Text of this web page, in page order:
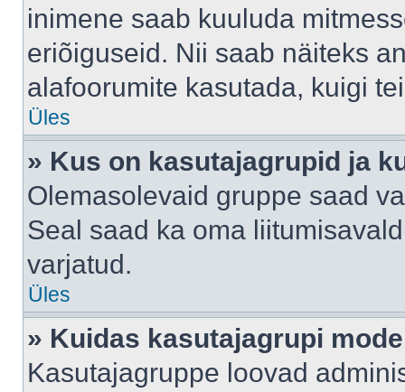
inimene saab kuuluda
eriõiguseid. Nii saab näiteks
alafoorumite kasutada, kuigi
Üles
» Kus on kasutajagrupid ja
Olemasolevaid gruppe saad
Seal saad ka oma
varjatud.
Üles
» Kuidas kasutajagrupi
Kasutajagruppe loovad